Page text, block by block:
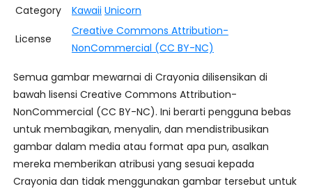
Category
Kawaii Unicorn
License
Creative Commons Attribution-
NonCommercial (CC BY-NC)
Semua gambar mewarnai di Crayonia dilisensikan di
bawah lisensi Creative Commons Attribution-
NonCommercial (CC BY-NC). Ini berarti pengguna bebas
untuk membagikan, menyalin, dan mendistribusikan
gambar dalam media atau format apa pun, asalkan
mereka memberikan atribusi yang sesuai kepada
Crayonia dan tidak menggunakan gambar tersebut untuk